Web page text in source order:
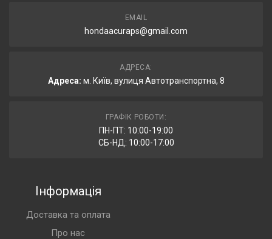
EMAIL
hondaacuraps@gmail.com
АДРЕСА:
Адреса: м. Київ, вулиця Автотранспортна, 8
ГРАФІК РОБОТИ:
ПН-ПТ: 10:00-19:00
СБ-НД: 10:00-17:00
Інформація
Доставка та оплата
Про нас